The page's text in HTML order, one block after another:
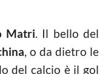
Matri. Il bello del
, o da dietro le
del calcio è il gol